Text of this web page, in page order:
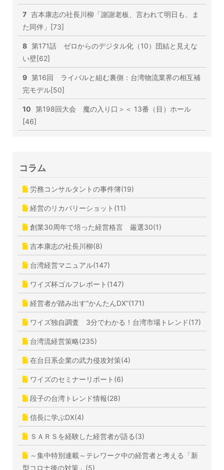
7 吉本康志の社長川柳「謝謝老板、言われて明日も、ま
た同伴」[73]
8 第171話 ゼロからのデジタル化（10）団結と見えな
い壁[62]
9 第16回 ライバルと組む裏側：台湾物流業界の相互補
完モデル[50]
10 第198回大会 魔の入り口＞＜ 13番（目）ホール
[46]
コラム
労務コンサルタントの事件簿(19)
経営のリカバリーショット(11)
創業30周年で培った経営格言 厳選30(1)
吉本康志の社長川柳(8)
台湾経営マニュアル(147)
ワイズ杯ゴルフレポート(147)
経営者が踏み出す”かんたんDX”(171)
ワイズ独自調査 3分でわかる！台湾市場トレンド(17)
台湾流経営策略(235)
在台日系企業の武力侵攻対策(4)
ワイズのセミナーリポート(6)
段子の台湾トレンド情報(28)
信長に学ぶDX(4)
ＳＡＲＳを経験した経営者が語る(3)
～集中特別連載～テレワーク中の経営者と考える「新
型コロナ後の対策」(5)